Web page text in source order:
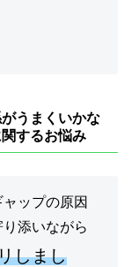
うまくいかな
するお悩み
ップの原因
添いながら
しまし